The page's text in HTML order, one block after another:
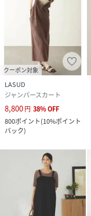
クーポン対象
LASUD
ジャンパースカート
8,800円 38%OFF
800ポイント(10%ポイント
バック)